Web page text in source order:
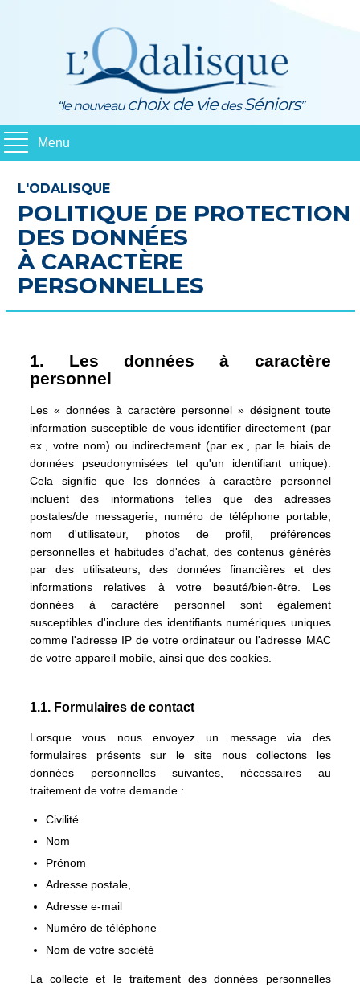
“le nouveau choix de viedesSéniors”
Menu
La Résidence
Le Cadre de Vie
Les Appartements
Location et Services
Contact
L'ODALISQUE
POLITIQUE DE PROTECTION
DES DONNÉES
À CARACTÈRE
PERSONNELLES
1. Les données à caractère
personnel
Les « données à caractère personnel » désignent toute
information susceptible de vous identifier directement (par
ex., votre nom) ou indirectement (par ex., par le biais de
données pseudonymisées tel qu'un identifiant unique).
Cela signifie que les données à caractère personnel
incluent des informations telles que des adresses
postales/de messagerie, numéro de téléphone portable,
nom d'utilisateur, photos de profil, préférences
personnelles et habitudes d'achat, des contenus générés
par des utilisateurs, des données financières et des
informations relatives à votre beauté/bien-être. Les
données à caractère personnel sont également
susceptibles d'inclure des identifiants numériques uniques
comme l'adresse IP de votre ordinateur ou l'adresse MAC
de votre appareil mobile, ainsi que des cookies.
1.1. Formulaires de contact
Lorsque vous nous envoyez un message via des
formulaires présents sur le site nous collectons les
données personnelles suivantes, nécessaires au
traitement de votre demande :
Civilité
Nom
Prénom
Adresse postale,
Adresse e-mail
Numéro de téléphone
Nom de votre société
La collecte et le traitement des données personnelles